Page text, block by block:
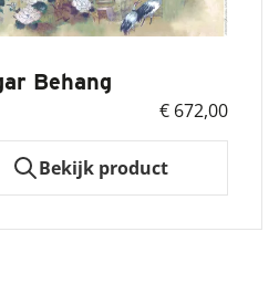
Behang
€ 672,00
Bekijk product